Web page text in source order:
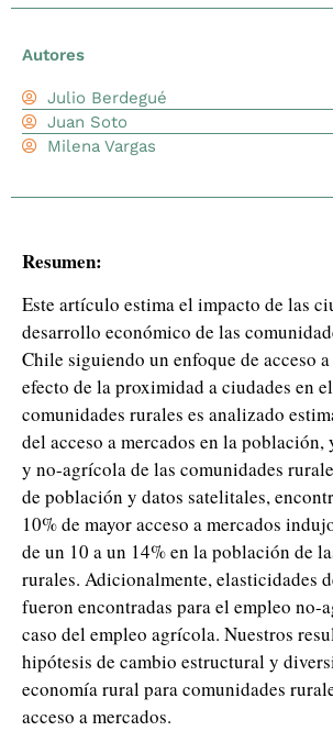
Autores
Julio Berdegué
Juan Soto
Milena Vargas
Resumen:
Este artículo estima el impacto de las
desarrollo económico de las
Chile siguiendo un enfoque de acceso
efecto de la proximidad a ciudades en
comunidades rurales es analizado
del acceso a mercados en la
y no-agrícola de las comunidades
de población y datos satelitales,
10% de mayor acceso a mercados
de un 10 a un 14% en la población de
rurales. Adicionalmente, elasticidades
fueron encontradas para el empleo no-
caso del empleo agrícola. Nuestros
hipótesis de cambio estructural y
economía rural para comunidades
acceso a mercados.